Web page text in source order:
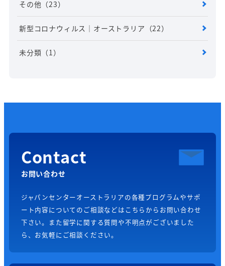
その他 （23）
新型コロナウィルス｜オーストラリア （22）
未分類 （1）
Contact
お問い合わせ
ジャパンセンターオーストラリアの各種プログラムやサポ
ート内容についてのご相談などはこちらからお問い合わせ
下さい。また留学に関する質問や不明点がございました
ら、お気軽にご相談ください。